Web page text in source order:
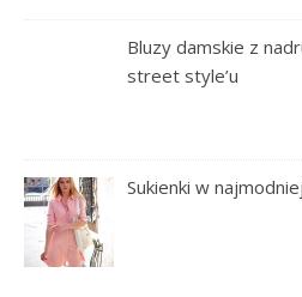
Bluzy damskie z
street style’u
Sukienki w